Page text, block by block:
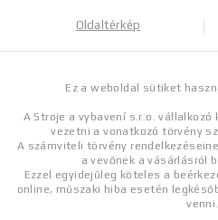
Oldaltérkép
Ez a weboldal sütiket
A Stroje a vybavení s.r.o.
vezetni a vonatkozó törvény
A számviteli törvény
a vevőnek a vásárlásról
Ezzel egyidejűleg köteles a
online, műszaki hiba esetén
venni.